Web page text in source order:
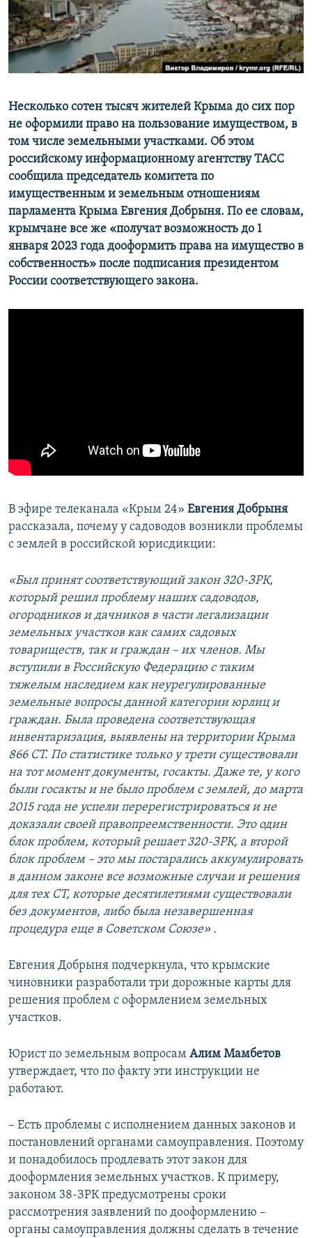
ПОБЕДИТЕЛЕЙ НЕ СУДЯТ?
КРЫМ.НЕПОКОРЕННЫЙ
ПРИСОЕДИНЯЙТЕСЬ!
Все сайты RFE/RL
Несколько сотен тысяч жителей Крыма до сих пор
не оформили право на пользование имуществом, в
том числе земельными участками. Об этом
российскому информационному агентству ТАСС
сообщила председатель комитета по
имущественным и земельным отношениям
парламента Крыма Евгения Добрыня. По ее словам,
крымчане все же «получат возможность до 1
января 2023 года дооформить права на имущество в
собственность» после подписания президентом
России соответствующего закона.
В эфире телеканала «Крым 24» Евгения Добрыня
рассказала, почему у садоводов возникли проблемы
с землей в российской юрисдикции:
«Был принят соответствующий закон 320-ЗРК,
который решил проблему наших садоводов,
огородников и дачников в части легализации
земельных участков как самих садовых
товариществ, так и граждан – их членов. Мы
вступили в Российскую Федерацию с таким
тяжелым наследием как неурегулированные
земельные вопросы данной категории юрлиц и
граждан. Была проведена соответствующая
инвентаризация, выявлены на территории Крыма
866 СТ. По статистике только у трети существовали
на тот момент документы, госакты. Даже те, у кого
были госакты и не было проблем с землей, до марта
2015 года не успели перерегистрироваться и не
доказали своей правопреемственности. Это один
блок проблем, который решает 320-ЗРК, а второй
блок проблем – это мы постарались аккумулировать
в данном законе все возможные случаи и решения
для тех СТ, которые десятилетиями существовали
без документов, либо была незавершенная
процедура еще в Советском Союзе» .
Евгения Добрыня подчеркнула, что крымские
чиновники разработали три дорожные карты для
решения проблем с оформлением земельных
участков.
Юрист по земельным вопросам Алим Мамбетов
утверждает, что по факту эти инструкции не
работают.
– Есть проблемы с исполнением данных законов и
постановлений органами самоуправления. Поэтому
и понадобилось продлевать этот закон для
дооформления земельных участков. К примеру,
законом 38-ЗРК предусмотрены сроки
рассмотрения заявлений по дооформлению –
органы самоуправления должны сделать в течение